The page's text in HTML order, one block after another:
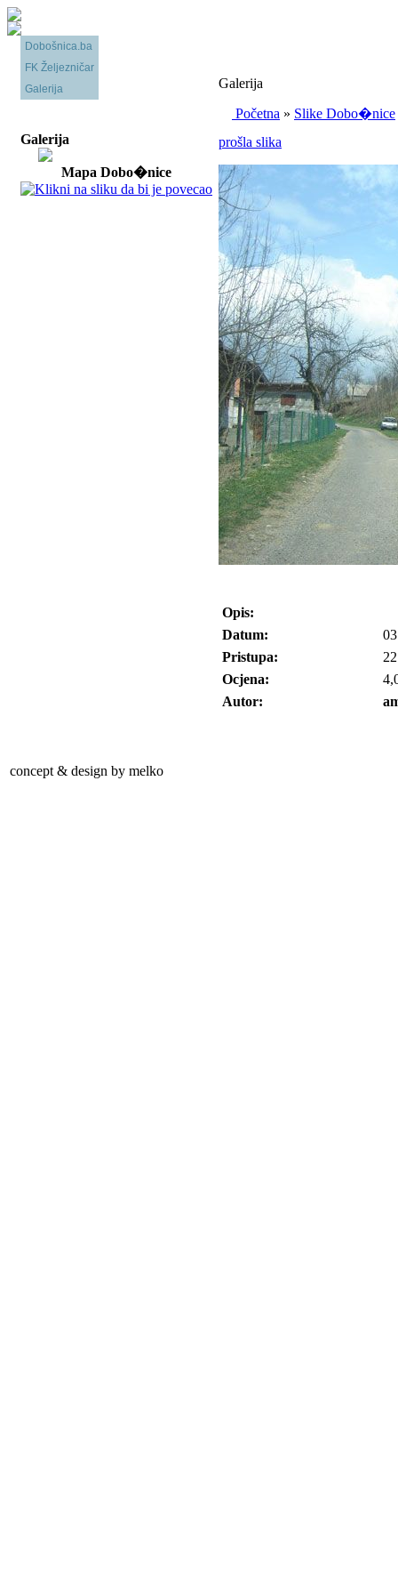
Dobošnica.ba
FK Željezničar
Galerija
Galerija
Mapa Dobo�nice
Galerija
Početna » Slike Dobo�nice
prošla slika
Opis:
Datum:
Pristupa:
Ocjena:
Autor:
concept & design by melko